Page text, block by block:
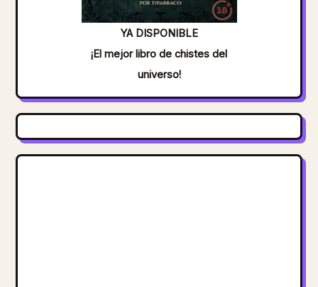
YA DISPONIBLE
¡El mejor libro de chistes del
universo!